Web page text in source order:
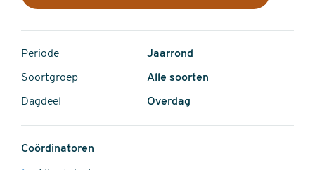
Periode Jaarrond
Soortgroep Alle soorten
Dagdeel Overdag
Coördinatoren